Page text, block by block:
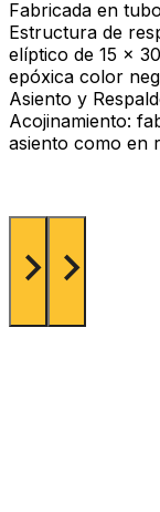
Fabricada en
Estructura de
elíptico de 15 x
epóxica color
Asiento y
Acojinamiento:
asiento como en